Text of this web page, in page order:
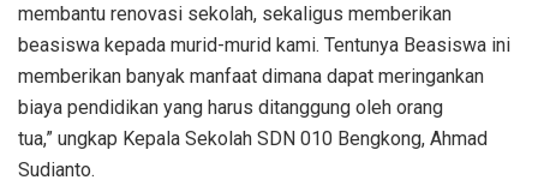
membantu renovasi sekolah, sekaligus memberikan
beasiswa kepada murid-murid kami. Tentunya Beasiswa ini
memberikan banyak manfaat dimana dapat meringankan
biaya pendidikan yang harus ditanggung oleh orang
tua,” ungkap Kepala Sekolah SDN 010 Bengkong, Ahmad
Sudianto.